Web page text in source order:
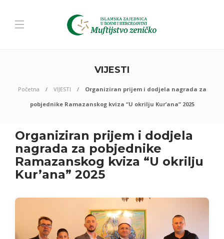
VIJESTI
Početna VIJESTI
Organiziran prijem i dodjela nagrada za
pobjednike Ramazanskog kviza “U okrilju Kur’ana” 2025
Organiziran prijem i dodjela
nagrada za pobjednike
Ramazanskog kviza “U okrilju
Kur’ana” 2025